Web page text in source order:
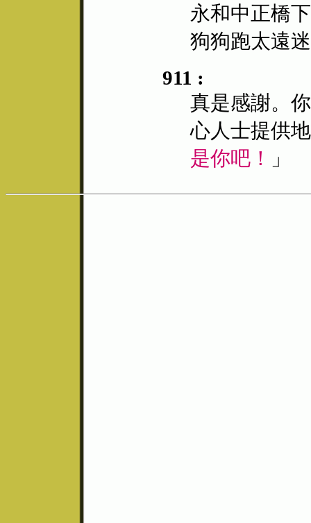
永和中正橋
狗狗跑太遠
911 :
真是感謝。
心人士提供
是你吧！
」